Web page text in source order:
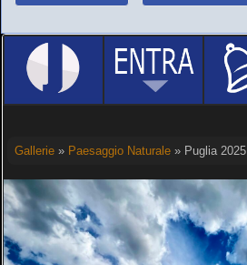
Gallerie» Paesaggio Naturale» Puglia 2025